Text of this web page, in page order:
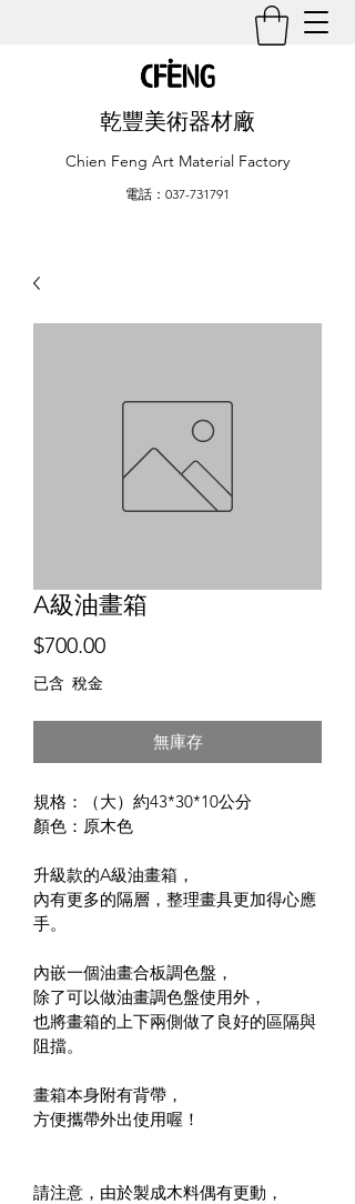
乾豐美術器材廠
Chien Feng Art Material Factory
電話：037-731791
A級油畫箱
$700.00價
已含 稅金
無庫存
規格：（大）約43*30*10公分
顏色：原木色
升級款的A級油畫箱，
內有更多的隔層，整理畫具更加得心應
手。
內嵌一個油畫合板調色盤，
除了可以做油畫調色盤使用外，
也將畫箱的上下兩側做了良好的區隔與
阻擋。
畫箱本身附有背帶，
方便攜帶外出使用喔！
請注意，由於製成木料偶有更動，